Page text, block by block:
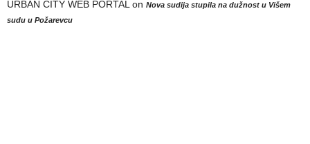
URBAN CITY WEB PORTAL on Nova sudija stupila na dužnost u Višem
sudu u Požarevcu